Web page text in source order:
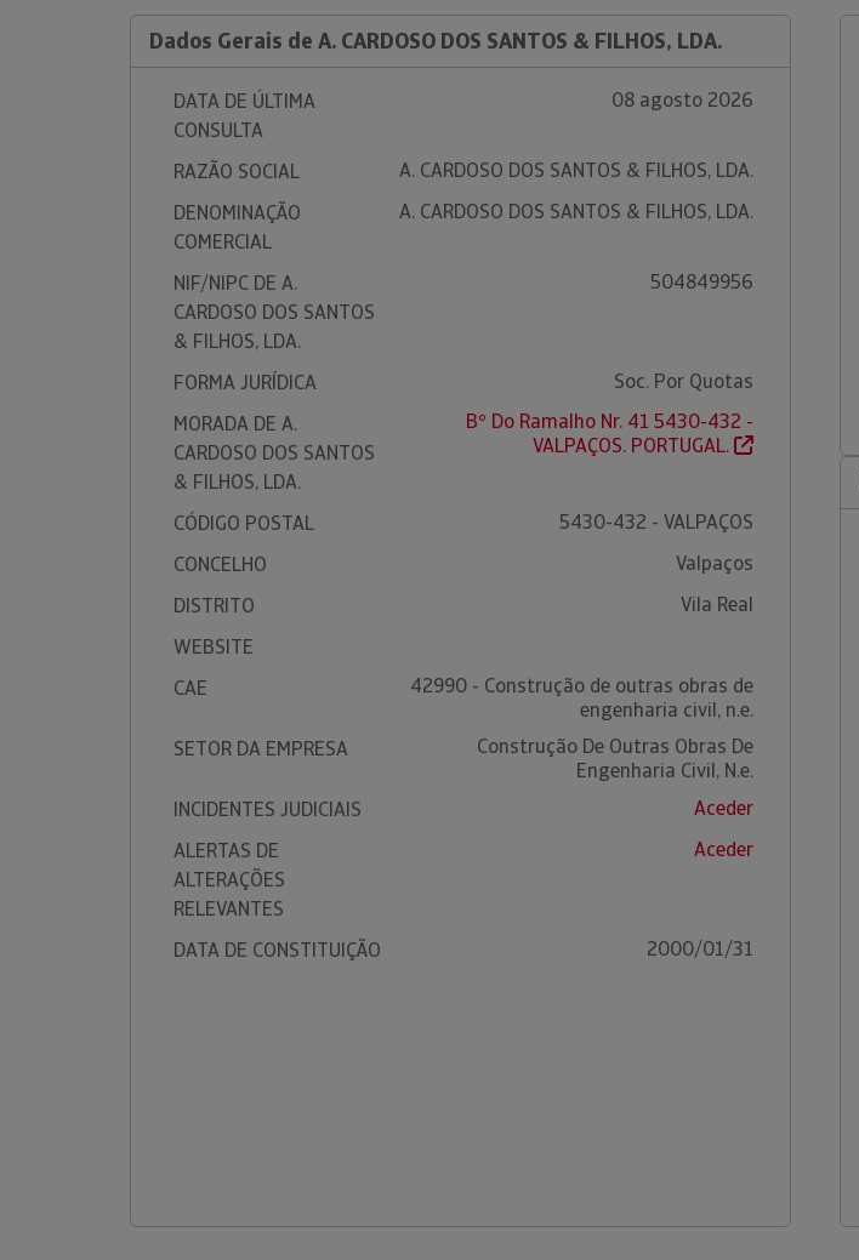
Dados Gerais de A. CARDOSO DOS SANTOS & FILHOS, LDA.
DATA DE ÚLTIMA
CONSULTA
08 agosto 2026
RAZÃO SOCIAL
A. CARDOSO DOS SANTOS & FILHOS, LDA.
DENOMINAÇÃO
COMERCIAL
A. CARDOSO DOS SANTOS & FILHOS, LDA.
NIF/NIPC DE A.
CARDOSO DOS SANTOS
& FILHOS, LDA.
504849956
FORMA JURÍDICA
Soc. Por Quotas
MORADA DE A.
CARDOSO DOS SANTOS
& FILHOS, LDA.
Bº Do Ramalho Nr. 41 5430-432 -
VALPAÇOS. PORTUGAL.
CÓDIGO POSTAL
5430-432 - VALPAÇOS
CONCELHO
Valpaços
DISTRITO
Vila Real
WEBSITE
CAE
42990 - Construção de outras obras de
engenharia civil, n.e.
SETOR DA EMPRESA
Construção De Outras Obras De
Engenharia Civil, N.e.
INCIDENTES JUDICIAIS
Aceder
ALERTAS DE
ALTERAÇÕES
RELEVANTES
Aceder
DATA DE CONSTITUIÇÃO 2000/01/31